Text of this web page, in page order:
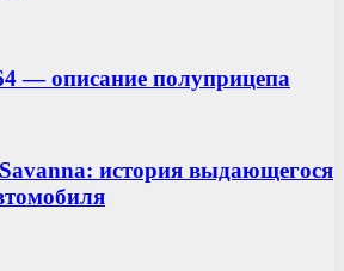
— описание полуприцепа
история выдающегося